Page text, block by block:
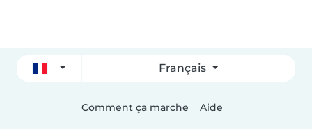
Français
Comment ça marche Aide